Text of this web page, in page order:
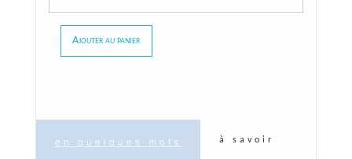
Ajouter au panier
en quelques mots à savoir